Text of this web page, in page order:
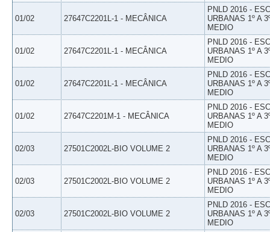
01/02 27647C2201L-1 - MECÂNICA
PNLD 2016 -
URBANAS 1º A
MEDIO
01/02 27647C2201L-1 - MECÂNICA
PNLD 2016 -
URBANAS 1º A
MEDIO
01/02 27647C2201L-1 - MECÂNICA
PNLD 2016 -
URBANAS 1º A
MEDIO
01/02 27647C2201M-1 - MECÂNICA
PNLD 2016 -
URBANAS 1º A
MEDIO
02/03 27501C2002L-BIO VOLUME 2
PNLD 2016 -
URBANAS 1º A
MEDIO
02/03 27501C2002L-BIO VOLUME 2
PNLD 2016 -
URBANAS 1º A
MEDIO
02/03 27501C2002L-BIO VOLUME 2
PNLD 2016 -
URBANAS 1º A
MEDIO